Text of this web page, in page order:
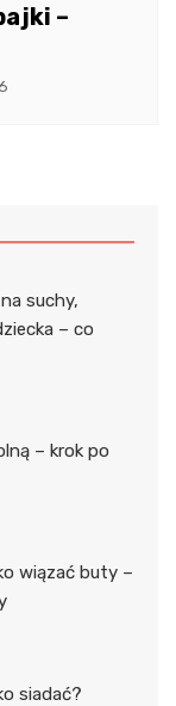
–
suchy,
– co
– krok po
wiązać buty –
siadać?